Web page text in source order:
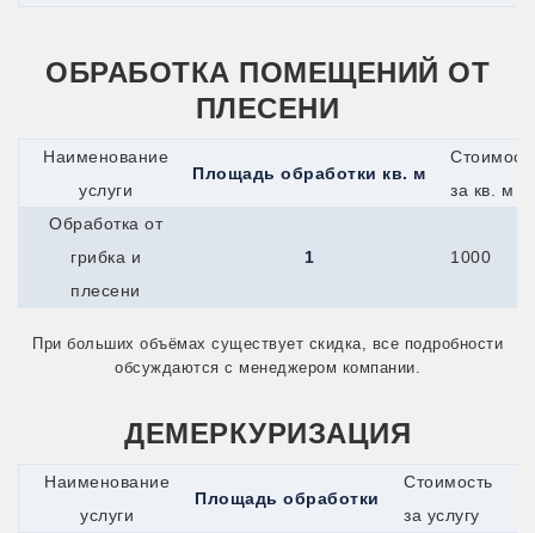
Павловский Посад
Переславль-Залесский
Подпорожье
Пушкино
Пущино
Ржев
Серпухов
Сим
Старая Купавна
Сыктывкар
ОБРАБОТКА ПОМЕЩЕНИЙ ОТ
ПЛЕСЕНИ
Наименование
услуги
Площадь обработки кв. м
за кв. м
Обработка от
грибка и
плесени
1 1000
При больших объёмах существует скидка, все подробности
обсуждаются с менеджером компании.
ДЕМЕРКУРИЗАЦИЯ
Наименование
услуги
Площадь обработки
Стоимость
за услугу